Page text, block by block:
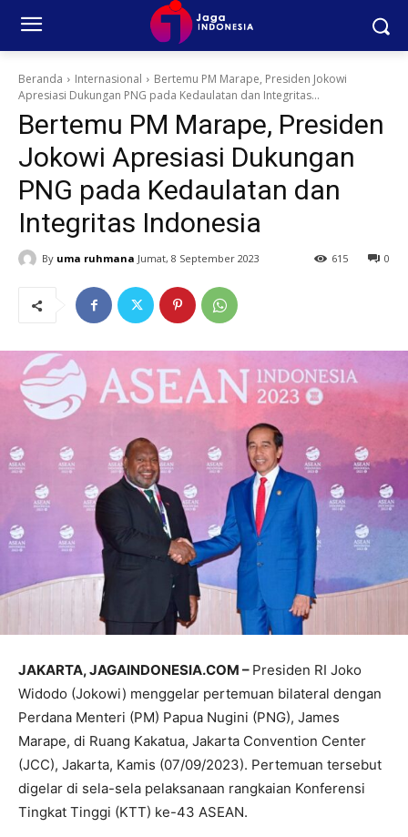
Beranda Internasional
Bertemu PM Marape, Presiden Jokowi
Apresiasi Dukungan PNG pada Kedaulatan dan Integritas...
Bertemu PM Marape, Presiden
Jokowi Apresiasi Dukungan
PNG pada Kedaulatan dan
Integritas Indonesia
By uma ruhmana Jumat, 8 September 2023 0
615
JAKARTA, JAGAINDONESIA.COM – Presiden RI Joko
Widodo (Jokowi) menggelar pertemuan bilateral dengan
Perdana Menteri (PM) Papua Nugini (PNG), James
Marape, di Ruang Kakatua, Jakarta Convention Center
(JCC), Jakarta, Kamis (07/09/2023). Pertemuan tersebut
digelar di sela-sela pelaksanaan rangkaian Konferensi
Tingkat Tinggi (KTT) ke-43 ASEAN.